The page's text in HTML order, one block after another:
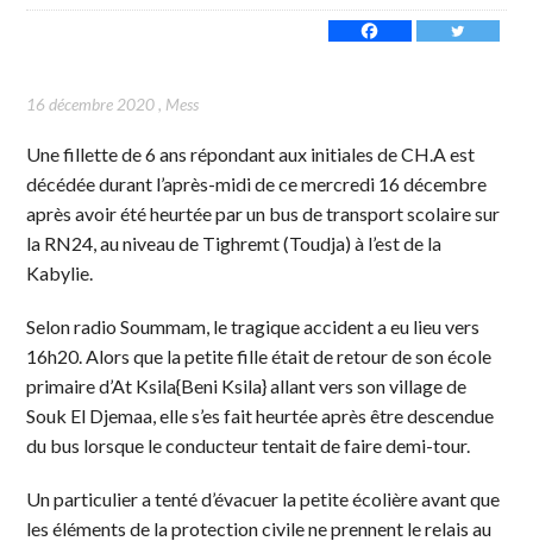
16 décembre 2020, Mess
Une fillette de 6 ans répondant aux initiales de CH.A est
décédée durant l’après-midi de ce mercredi 16 décembre
après avoir été heurtée par un bus de transport scolaire sur
la RN24, au niveau de Tighremt (Toudja) à l’est de la
Kabylie.
Selon radio Soummam, le tragique accident a eu lieu vers
16h20. Alors que la petite fille était de retour de son école
primaire d’At Ksila{Beni Ksila} allant vers son village de
Souk El Djemaa, elle s’es fait heurtée après être descendue
du bus lorsque le conducteur tentait de faire demi-tour.
Un particulier a tenté d’évacuer la petite écolière avant que
les éléments de la protection civile ne prennent le relais au